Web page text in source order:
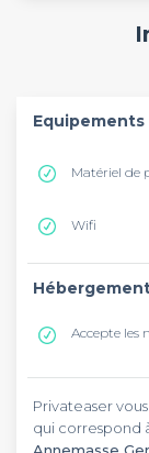
Equipements
Matériel de
Wifi
Accepte les
Privateaser
qui correspond
Annemasse